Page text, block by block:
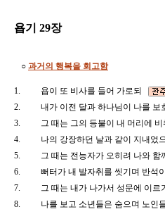
욥기 29장
○ 과거의 행복을 회고함
1. 욥이 또 비사를 들어 가로되
2.
내가 이전 달과 하나님이 나를
3.
그 때는 그의 등불이 내 머리에
4.
나의 강장하던 날과 같이 지내
5.
그 때는 전능자가 오히려 나와
6.
뻐터가 내 발자취를 씻기며 반
7.
그 때는 내가 나가서 성문에 이
8.
나를 보고 소년들은 숨으며 노인